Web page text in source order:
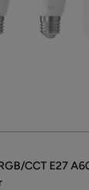
CCT E27